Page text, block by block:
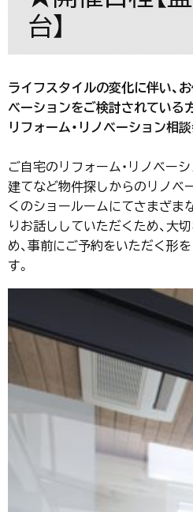
台】
ライフスタイルの変化に伴い、
ベーションをご検討されている
リフォーム・リノベーション相談
ご自宅のリフォーム・リノベー
建てなど物件探しからのリノベ
くのショールームにてさまざま
りお話ししていただくため、大
め、事前にご予約をいただく形
す。